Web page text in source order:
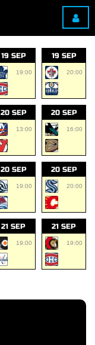
19 SEP
19:00
19 SEP
20:00
20 SEP
13:00
20 SEP
16:00
20 SEP
19:00
20 SEP
20:00
21 SEP
19:00
21 SEP
19:00